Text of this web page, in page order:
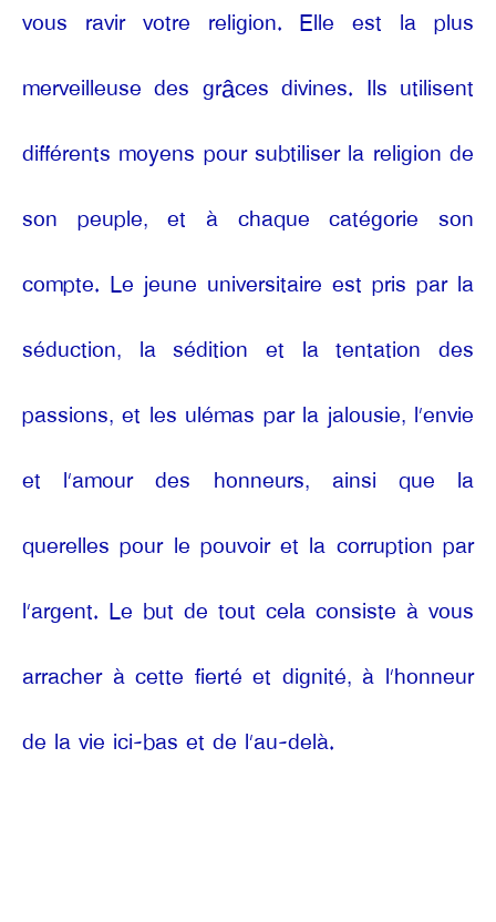
vous ravir votre religion. Elle est la plus
merveilleuse des grâces divines. Ils utilisent
différents moyens pour subtiliser la religion de
son peuple, et à chaque catégorie son
compte. Le jeune universitaire est pris par la
séduction, la sédition et la tentation des
passions, et les ulémas par la jalousie, l’envie
et l’amour des honneurs, ainsi que la
querelles pour le pouvoir et la corruption par
l’argent. Le but de tout cela consiste à vous
arracher à cette fierté et dignité, à l’honneur
de la vie ici-bas et de l’au-delà.